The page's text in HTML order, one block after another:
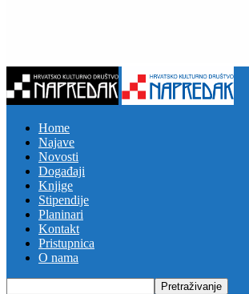
Home
Najave
Novosti
Događaji
Knjige
Stipendije
Planinari
Kontakt
Pristupnica
O nama